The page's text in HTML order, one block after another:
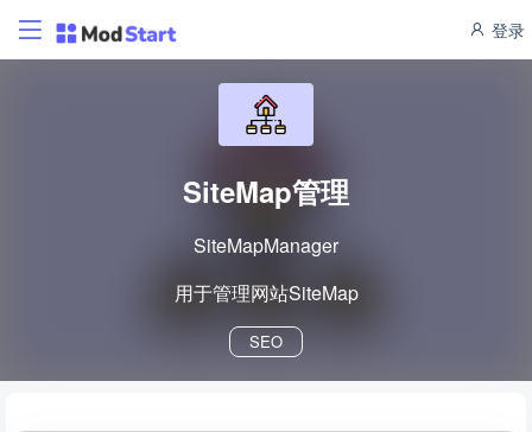
登录
SiteMap管理
SiteMapManager
用于管理网站SiteMap
SEO